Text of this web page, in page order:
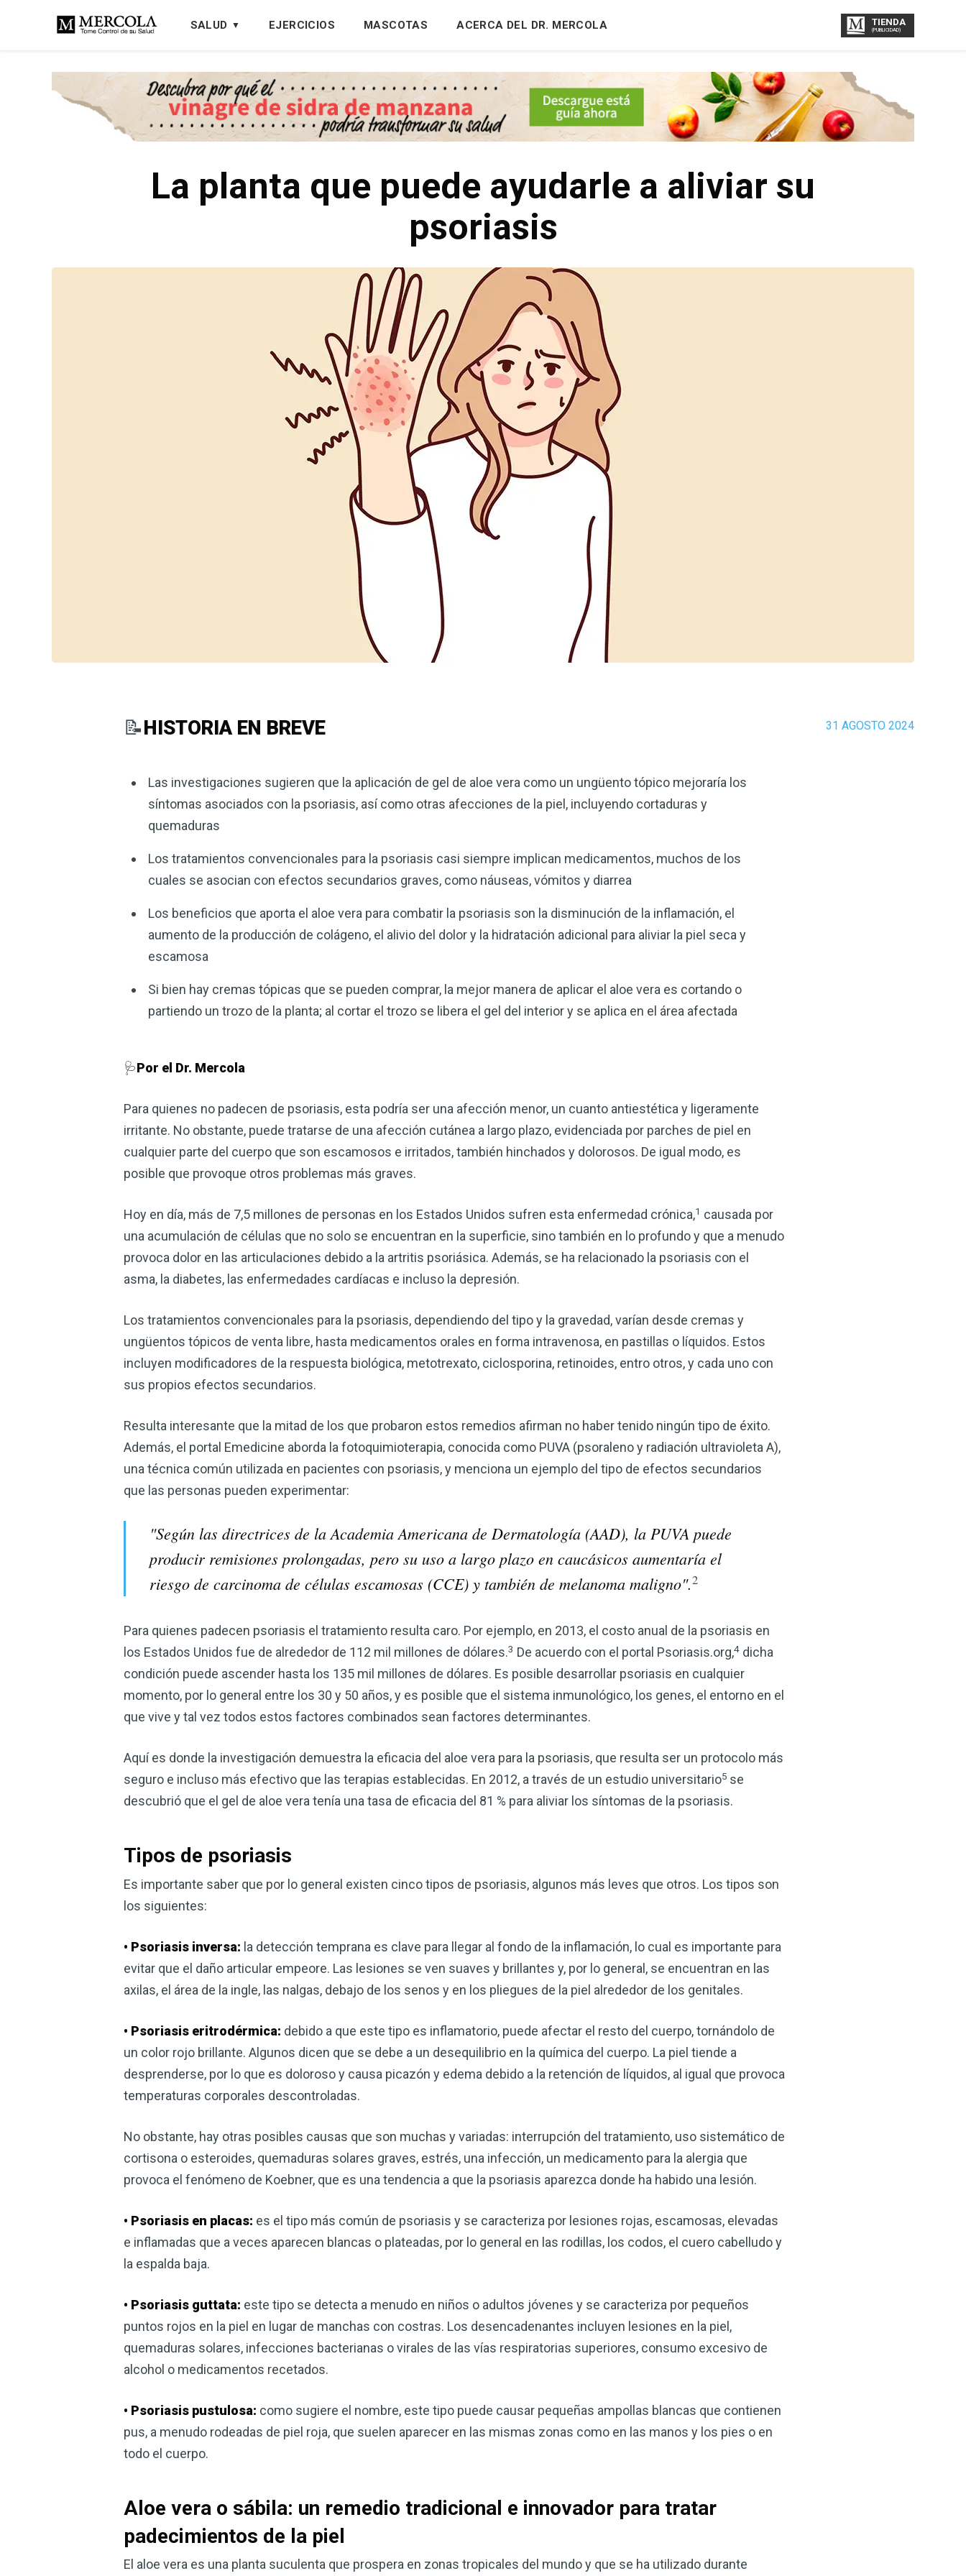
SALUD EJERCICIOS MASCOTAS ACERCA DEL DR. MERCOLA TIENDA
(PUBLICIDAD)
La planta que puede ayudarle a aliviar su
psoriasis
31 AGOSTO 2024
📝HISTORIA EN BREVE
Las investigaciones sugieren que la aplicación de gel de aloe vera como un ungüento tópico mejoraría los
síntomas asociados con la psoriasis, así como otras afecciones de la piel, incluyendo cortaduras y
quemaduras
Los tratamientos convencionales para la psoriasis casi siempre implican medicamentos, muchos de los
cuales se asocian con efectos secundarios graves, como náuseas, vómitos y diarrea
Los beneficios que aporta el aloe vera para combatir la psoriasis son la disminución de la inflamación, el
aumento de la producción de colágeno, el alivio del dolor y la hidratación adicional para aliviar la piel seca y
escamosa
Si bien hay cremas tópicas que se pueden comprar, la mejor manera de aplicar el aloe vera es cortando o
partiendo un trozo de la planta; al cortar el trozo se libera el gel del interior y se aplica en el área afectada
🩺Por el Dr. Mercola
Para quienes no padecen de psoriasis, esta podría ser una afección menor, un cuanto antiestética y ligeramente
irritante. No obstante, puede tratarse de una afección cutánea a largo plazo, evidenciada por parches de piel en
cualquier parte del cuerpo que son escamosos e irritados, también hinchados y dolorosos. De igual modo, es
posible que provoque otros problemas más graves.
Hoy en día, más de 7,5 millones de personas en los Estados Unidos sufren esta enfermedad crónica,1 causada por
una acumulación de células que no solo se encuentran en la superficie, sino también en lo profundo y que a menudo
provoca dolor en las articulaciones debido a la artritis psoriásica. Además, se ha relacionado la psoriasis con el
asma, la diabetes, las enfermedades cardíacas e incluso la depresión.
Los tratamientos convencionales para la psoriasis, dependiendo del tipo y la gravedad, varían desde cremas y
ungüentos tópicos de venta libre, hasta medicamentos orales en forma intravenosa, en pastillas o líquidos. Estos
incluyen modificadores de la respuesta biológica, metotrexato, ciclosporina, retinoides, entro otros, y cada uno con
sus propios efectos secundarios.
Resulta interesante que la mitad de los que probaron estos remedios afirman no haber tenido ningún tipo de éxito.
Además, el portal Emedicine aborda la fotoquimioterapia, conocida como PUVA (psoraleno y radiación ultravioleta A),
una técnica común utilizada en pacientes con psoriasis, y menciona un ejemplo del tipo de efectos secundarios
que las personas pueden experimentar:
"Según las directrices de la Academia Americana de Dermatología (AAD), la PUVA puede
producir remisiones prolongadas, pero su uso a largo plazo en caucásicos aumentaría el
riesgo de carcinoma de células escamosas (CCE) y también de melanoma maligno".2
Para quienes padecen psoriasis el tratamiento resulta caro. Por ejemplo, en 2013, el costo anual de la psoriasis en
los Estados Unidos fue de alrededor de 112 mil millones de dólares.3 De acuerdo con el portal Psoriasis.org,4 dicha
condición puede ascender hasta los 135 mil millones de dólares. Es posible desarrollar psoriasis en cualquier
momento, por lo general entre los 30 y 50 años, y es posible que el sistema inmunológico, los genes, el entorno en el
que vive y tal vez todos estos factores combinados sean factores determinantes.
Aquí es donde la investigación demuestra la eficacia del aloe vera para la psoriasis, que resulta ser un protocolo más
seguro e incluso más efectivo que las terapias establecidas. En 2012, a través de un estudio universitario5 se
descubrió que el gel de aloe vera tenía una tasa de eficacia del 81 % para aliviar los síntomas de la psoriasis.
Tipos de psoriasis
Es importante saber que por lo general existen cinco tipos de psoriasis, algunos más leves que otros. Los tipos son
los siguientes:
• Psoriasis inversa: la detección temprana es clave para llegar al fondo de la inflamación, lo cual es importante para
evitar que el daño articular empeore. Las lesiones se ven suaves y brillantes y, por lo general, se encuentran en las
axilas, el área de la ingle, las nalgas, debajo de los senos y en los pliegues de la piel alrededor de los genitales.
• Psoriasis eritrodérmica: debido a que este tipo es inflamatorio, puede afectar el resto del cuerpo, tornándolo de
un color rojo brillante. Algunos dicen que se debe a un desequilibrio en la química del cuerpo. La piel tiende a
desprenderse, por lo que es doloroso y causa picazón y edema debido a la retención de líquidos, al igual que provoca
temperaturas corporales descontroladas.
No obstante, hay otras posibles causas que son muchas y variadas: interrupción del tratamiento, uso sistemático de
cortisona o esteroides, quemaduras solares graves, estrés, una infección, un medicamento para la alergia que
provoca el fenómeno de Koebner, que es una tendencia a que la psoriasis aparezca donde ha habido una lesión.
• Psoriasis en placas: es el tipo más común de psoriasis y se caracteriza por lesiones rojas, escamosas, elevadas
e inflamadas que a veces aparecen blancas o plateadas, por lo general en las rodillas, los codos, el cuero cabelludo y
la espalda baja.
• Psoriasis guttata: este tipo se detecta a menudo en niños o adultos jóvenes y se caracteriza por pequeños
puntos rojos en la piel en lugar de manchas con costras. Los desencadenantes incluyen lesiones en la piel,
quemaduras solares, infecciones bacterianas o virales de las vías respiratorias superiores, consumo excesivo de
alcohol o medicamentos recetados.
• Psoriasis pustulosa: como sugiere el nombre, este tipo puede causar pequeñas ampollas blancas que contienen
pus, a menudo rodeadas de piel roja, que suelen aparecer en las mismas zonas como en las manos y los pies o en
todo el cuerpo.
Aloe vera o sábila: un remedio tradicional e innovador para tratar
padecimientos de la piel
El aloe vera es una planta suculenta que prospera en zonas tropicales del mundo y que se ha utilizado durante
mi guía ahora
El vinagre de sidra de manzana (VSM) es uno de los
remedios más versátiles de la naturaleza, ya sea que
complemento para su rutina de salud.
¡Descubra todo lo que el VSM puede hacer por su salud!
DESCÁRGUELA AHORA